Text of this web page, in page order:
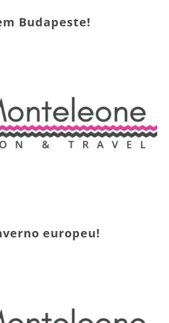
Budapeste!
europeu!